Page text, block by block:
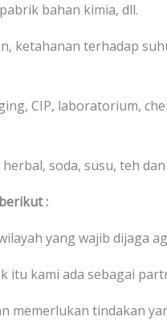
bahan kimia, dll.
ketahanan terhadap
CIP, laboratorium,
soda, susu, teh
:
yang wajib dijaga
kami ada sebagai
memerlukan tindakan